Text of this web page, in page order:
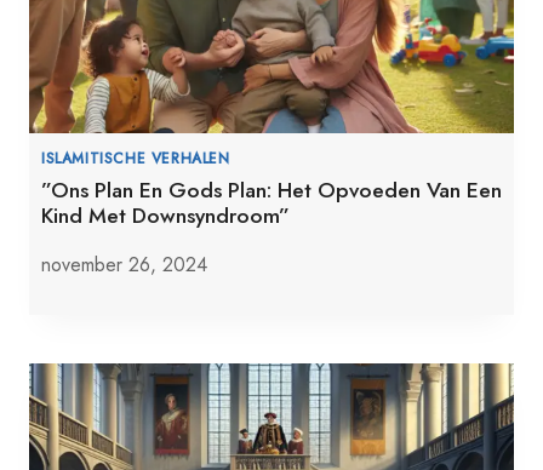
ISLAMITISCHE VERHALEN
”Ons Plan En Gods Plan: Het Opvoeden Van Een
Kind Met Downsyndroom”
november 26, 2024